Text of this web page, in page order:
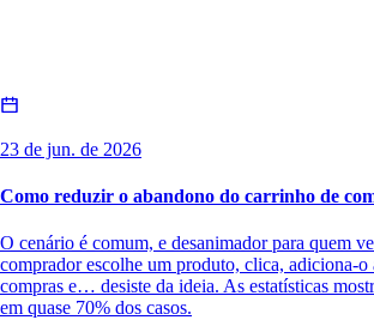
23 de jun. de 2026
Como reduzir o abandono do carrinho de
O cenário é comum, e desanimador para quem
comprador escolhe um produto, clica, adiciona-o
compras e… desiste da ideia. As estatísticas
em quase 70% dos casos.